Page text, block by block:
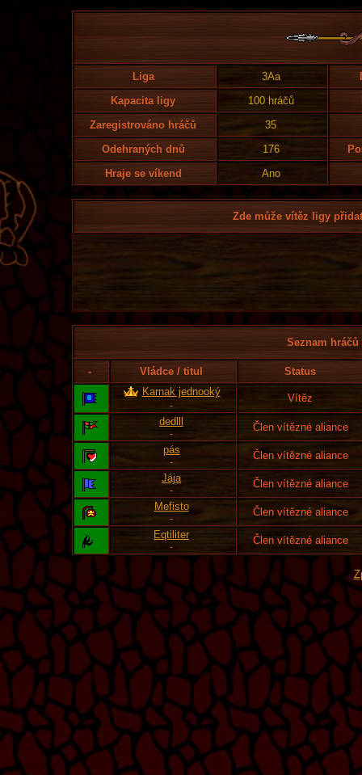
Liga 3Aa
Kapacita ligy
100 hráčů
Zaregistrováno hráčů
35
Odehraných dnů
176
Hraje se víkend
Ano
Zde může vítěz ligy
Seznam
- Vládce / titul
Status
Karnak jednooký
-
Vítěz
dedlll
-
Člen vítězné aliance
pás
-
Člen vítězné aliance
Jája
-
Člen vítězné aliance
Mefisto
-
Člen vítězné aliance
Eqtiliter
-
Člen vítězné aliance